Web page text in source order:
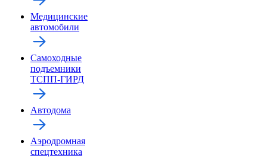
Медицинские
автомобили
Самоходные
подъемники
ТСПП-ГИРД
Автодома
Аэродромная
спецтехника